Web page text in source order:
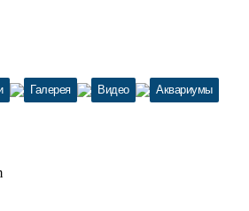
Галерея Видео Аквариумы